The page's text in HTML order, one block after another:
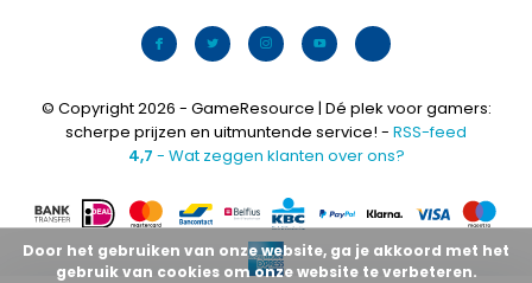
© Copyright 2026 - GameResource | Dé plek voor gamers:
scherpe prijzen en uitmuntende service! - RSS-feed
4,7 - Wat zeggen klanten over ons?
Door het gebruiken van onze website, ga je akkoord met het
gebruik van cookies om onze website te verbeteren.